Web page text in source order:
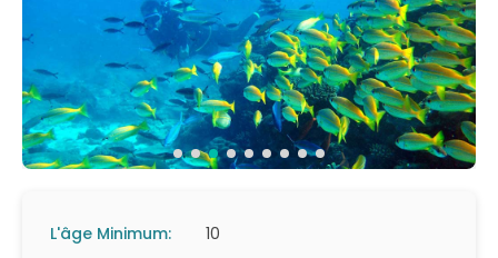
L'âge Minimum:
10